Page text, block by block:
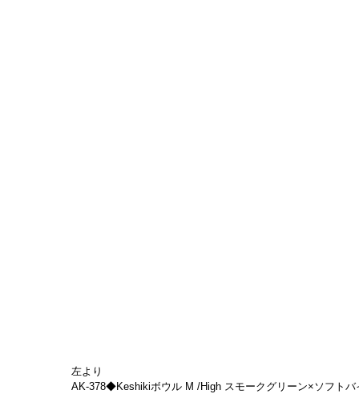
左より
AK-378◆Keshikiボウル M /High スモークグリーン×ソフト